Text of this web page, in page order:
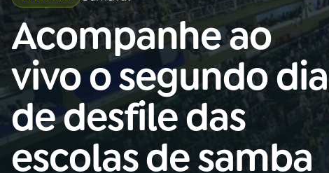
Buscar
na
Rádio
Nacional
Buscar
01 INÍCIO
02A RÁDIO
Nacional
Acompanhe ao
vivo o segundo dia
de desfile das
escolas de samba